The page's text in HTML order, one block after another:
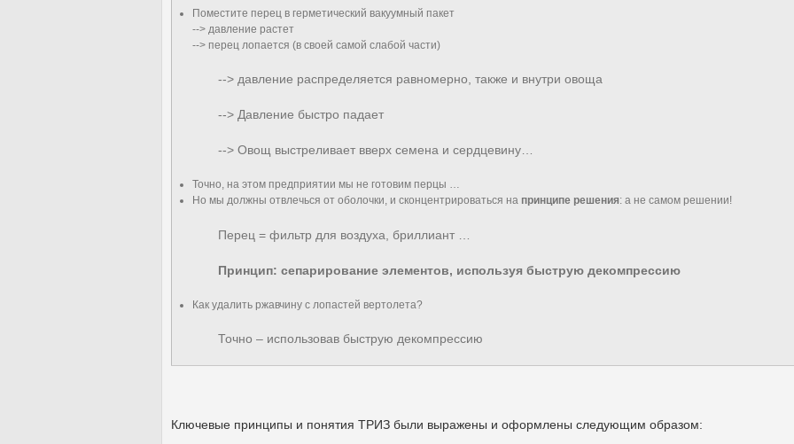
Поместите перец в герметический вакуумный пакет
--> давление растет
--> перец лопается (в своей самой слабой части)
--> давление распределяется равномерно, также и внутри овоща
--> Давление быстро падает
--> Овощ выстреливает вверх семена и сердцевину…
Точно, на этом предприятии мы не готовим перцы …
Но мы должны отвлечься от оболочки, и сконцентрироваться на принципе решения: а не самом решении!
Перец = фильтр для воздуха, бриллиант …
Принцип: сепарирование элементов, используя быструю декомпрессию
Как удалить ржавчину с лопастей вертолета?
Точно – использовав быструю декомпрессию
Ключевые принципы и понятия ТРИЗ были выражены и оформлены следующим образом: